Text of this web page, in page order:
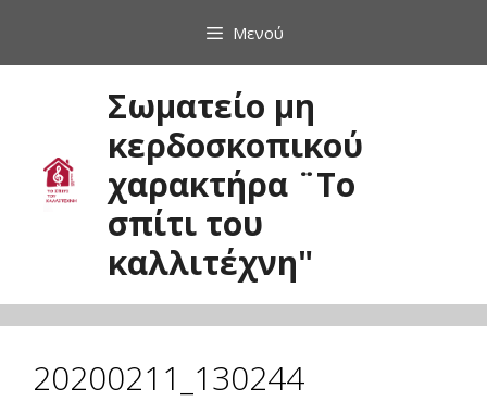
περιεχόμενο
Μενού
Σωματείο μη
κερδοσκοπικού
χαρακτήρα ¨Το
σπίτι του
καλλιτέχνη"
20200211_130244